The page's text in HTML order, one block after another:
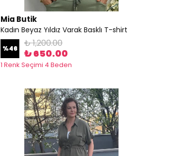
Mia Butik
Kadın Beyaz Yıldız Varak Basklı T-shirt
%46 ₺ 1,200.00
₺ 650.00
1 Renk Seçimi 4 Beden